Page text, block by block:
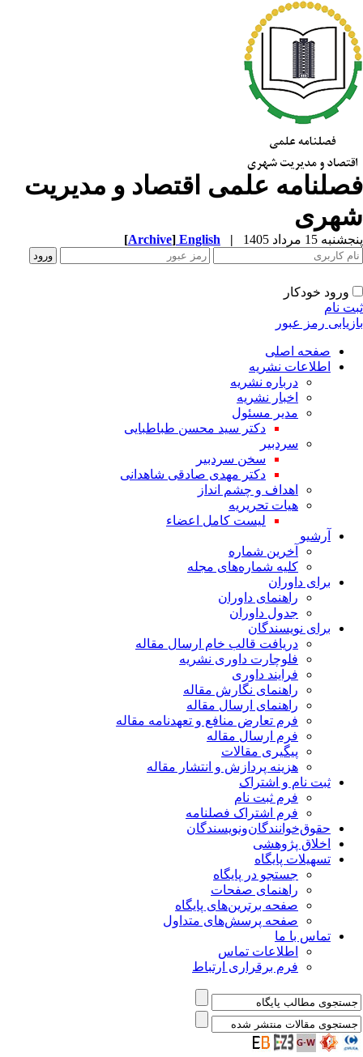
علمی اقتصاد و مدیریت
15 مرداد 1405 |
English
[Archive]
ورود خودکار
نام
رمز عبور
صفحه اصلی
اطلاعات نشریه
درباره نشریه
اخبار نشریه
مدیر مسئول
دکتر سید محسن طباطبایی
سردبیر
سخن سردبیر
دکتر مهدی صادقی شاهدانی
اهداف و چشم انداز
هیات تحریریه
لیست کامل اعضاء
آرشیو
آخرین شماره
کلیه شماره‌های مجله
برای داوران
راهنمای داوران
جدول داوران
برای نویسندگان
دریافت قالب خام ارسال مقاله
فلوچارت داوری نشریه
فرایند داوری
راهنمای نگارش مقاله
راهنمای ارسال مقاله
فرم تعارض منافع و تعهدنامه مقاله
فرم ارسال مقاله
پیگیری مقالات
هزینه پردازش و انتشار مقاله
ثبت نام و اشتراک
فرم ثبت نام
فرم اشتراک فصلنامه
حقوق‌خوانندگان‌و‌نویسندگان
اخلاق پژوهشی
تسهیلات پایگاه
جستجو در پایگاه
راهنمای صفحات
صفحه برترین‌های پایگاه
صفحه پرسش‌های متداول
تماس با ما
اطلاعات تماس
فرم برقراری ارتباط